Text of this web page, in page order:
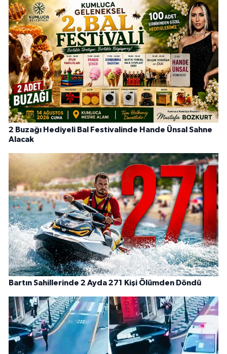
2 Buzağı Hediyeli Bal Festivalinde Hande Ünsal Sahne
Alacak
Bartın Sahillerinde 2 Ayda 271 Kişi Ölümden Döndü